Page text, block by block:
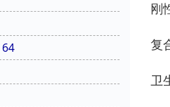
64
刚
复
卫